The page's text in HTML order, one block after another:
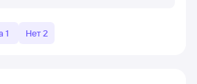
1 Нет 2